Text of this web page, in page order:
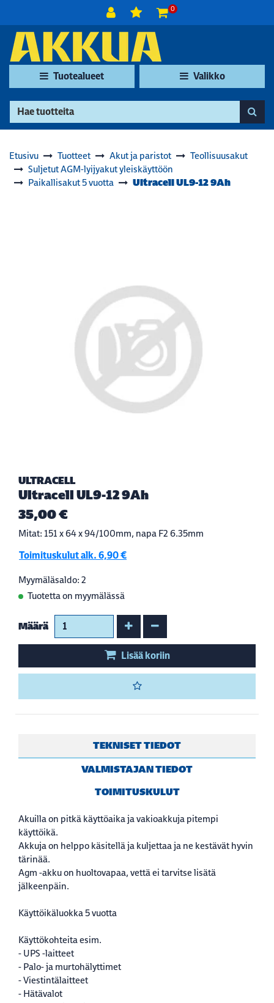
0
Tuotealueet Valikko
Etusivu Tuotteet Akut ja paristot
Teollisuusakut
Suljetut AGM-lyijyakut yleiskäyttöön
Paikallisakut 5 vuotta
Ultracell UL9-12 9Ah
ULTRACELL
Ultracell UL9-12 9Ah
35,00 €
Mitat: 151 x 64 x 94/100mm, napa F2 6.35mm
Toimituskulut alk. 6,90 €
Myymäläsaldo: 2
Tuotetta on myymälässä
Määrä Kasvata määrää
Vähennä määrää
Lisää koriin
TEKNISET TIEDOT
VALMISTAJAN TIEDOT
TOIMITUSKULUT
Akuilla on pitkä käyttöaika ja vakioakkuja pitempi
käyttöikä.
Akkuja on helppo käsitellä ja kuljettaa ja ne kestävät hyvin
tärinää.
Agm -akku on huoltovapaa, vettä ei tarvitse lisätä
jälkeenpäin.
Käyttöikäluokka 5 vuotta
Käyttökohteita esim.
- UPS -laitteet
- Palo- ja murtohälyttimet
- Viestintälaitteet
- Hätävalot